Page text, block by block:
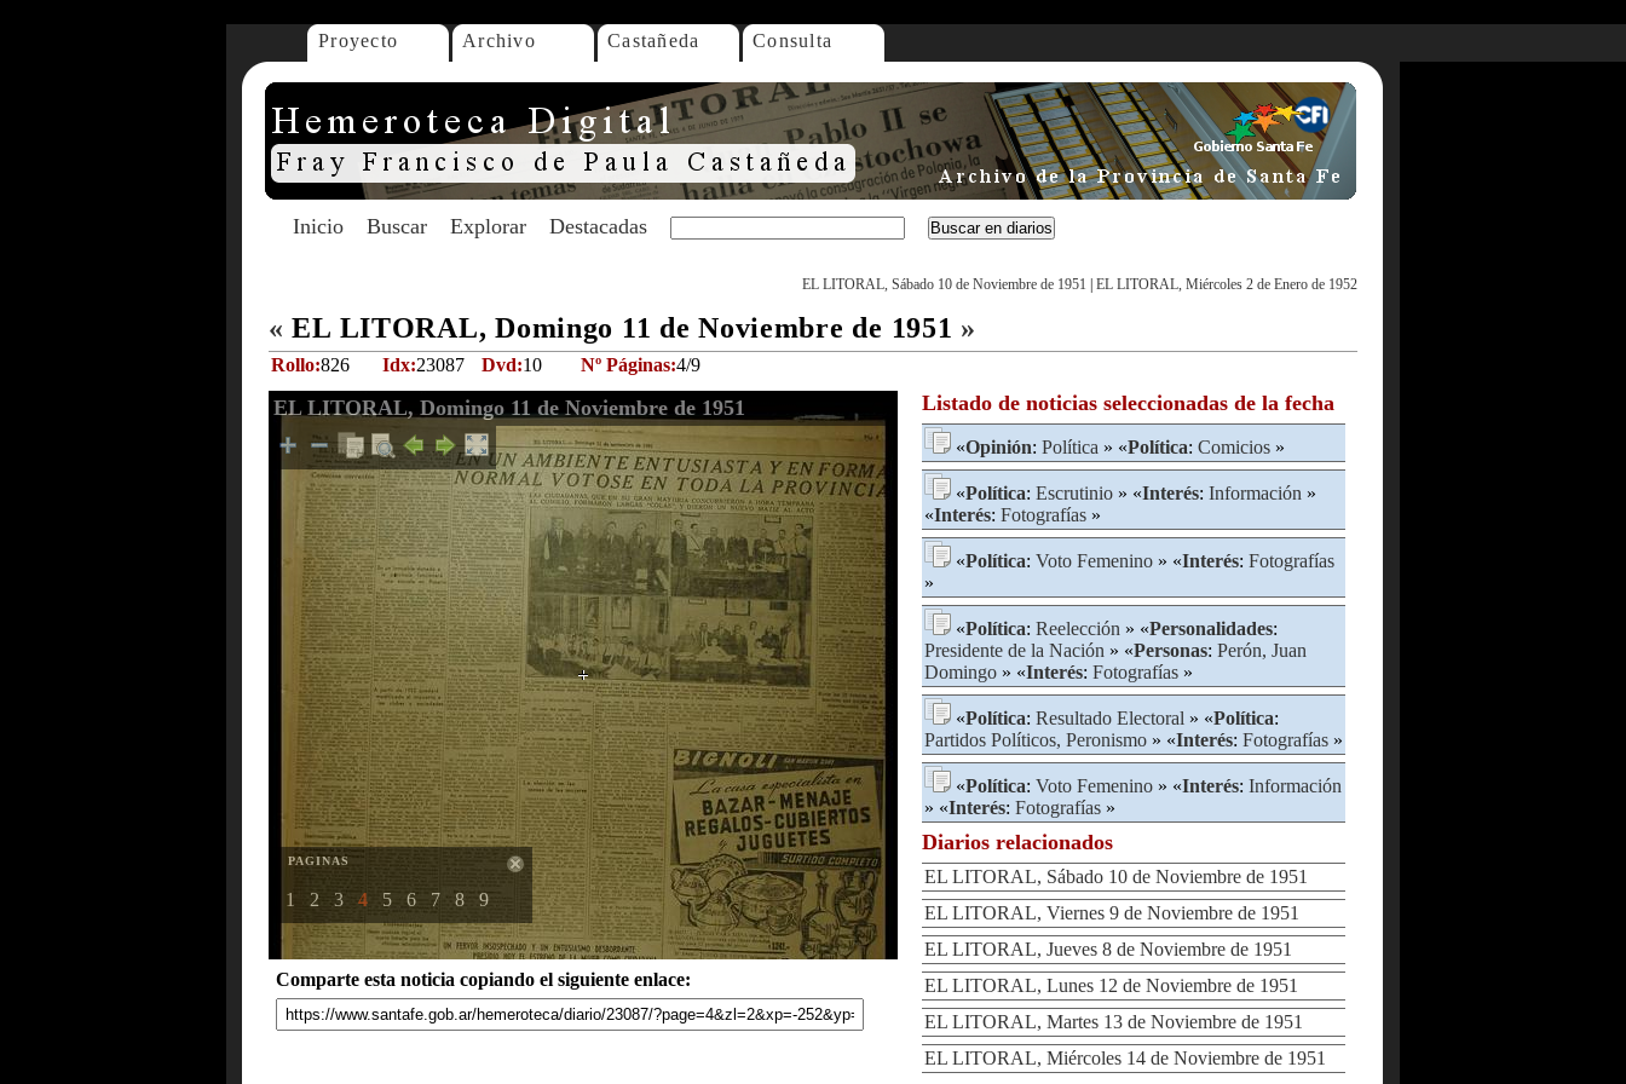
Proyecto Archivo Castañeda Consulta
Inicio Buscar Explorar Destacadas
EL LITORAL, Sábado 10 de Noviembre de 1951 EL LITORAL, Miércoles 2 de Enero de 1952
« EL LITORAL, Domingo 11 de Noviembre de 1951 »
Rollo:826 Idx:23087 Dvd:10 Nº Páginas:4/9
EL LITORAL, Domingo 11 de Noviembre de 1951
PAGINAS
1 2 3 4 5 6 7 8 9
Comparte esta noticia copiando el siguiente enlace:
Listado de noticias seleccionadas de la fecha
«Opinión: Política » «Política: Comicios »
«Política: Escrutinio » «Interés: Información »
«Interés: Fotografías »
«Política: Voto Femenino » «Interés: Fotografías
»
«Política: Reelección » «Personalidades:
Presidente de la Nación » «Personas: Perón, Juan
Domingo » «Interés: Fotografías »
«Política: Resultado Electoral » «Política:
Partidos Políticos, Peronismo » «Interés: Fotografías »
«Política: Voto Femenino » «Interés: Información
» «Interés: Fotografías »
Diarios relacionados
EL LITORAL, Sábado 10 de Noviembre de 1951
EL LITORAL, Viernes 9 de Noviembre de 1951
EL LITORAL, Jueves 8 de Noviembre de 1951
EL LITORAL, Lunes 12 de Noviembre de 1951
EL LITORAL, Martes 13 de Noviembre de 1951
EL LITORAL, Miércoles 14 de Noviembre de 1951